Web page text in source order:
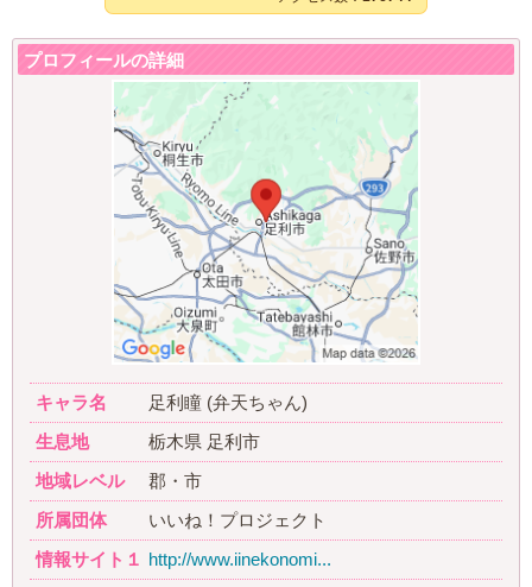
プロフィールの詳細
キャラ名
足利瞳 (弁天ちゃん)
生息地
栃木県 足利市
地域レベル
郡・市
所属団体
いいね！プロジェクト
情報サイト１ http://www.iinekonomi...